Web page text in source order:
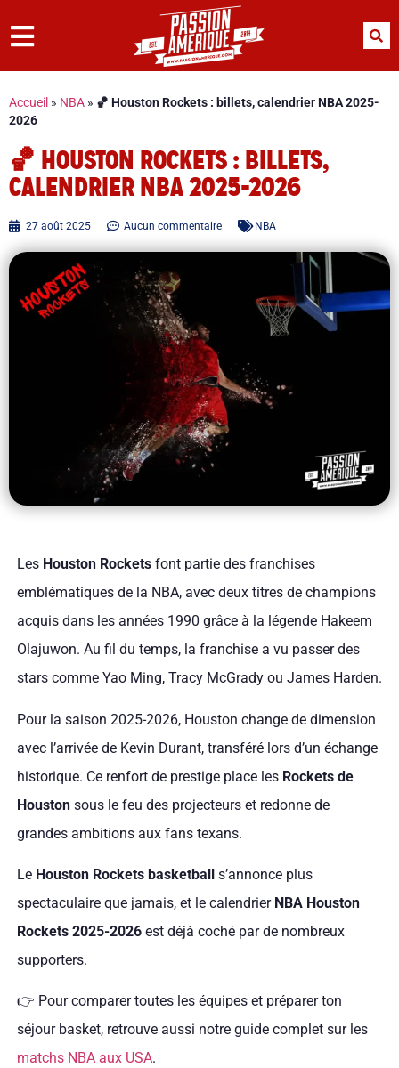
Accueil » NBA » 🏀 Houston Rockets : billets, calendrier NBA 2025-
2026
🏀 HOUSTON ROCKETS : BILLETS,
CALENDRIER NBA 2025-2026
27 août 2025 Aucun commentaire NBA
Les Houston Rocketsfont partie des franchises
emblématiques de la NBA, avec deux titres de champions
acquis dans les années 1990 grâce à la légende Hakeem
Olajuwon. Au fil du temps, la franchise a vu passer des
stars comme Yao Ming, Tracy McGrady ou James Harden.
Pour la saison 2025-2026, Houston change de dimension
avec l’arrivée de Kevin Durant, transféré lors d’un échange
historique. Ce renfort de prestige place les Rockets de
Houstonsous le feu des projecteurs et redonne de
grandes ambitions aux fans texans.
Le Houston Rockets basketballs’annonce plus
spectaculaire que jamais, et le calendrier NBA Houston
Rockets 2025-2026est déjà coché par de nombreux
supporters.
👉 Pour comparer toutes les équipes et préparer ton
séjour basket, retrouve aussi notre guide complet sur les
matchs NBA aux USA.